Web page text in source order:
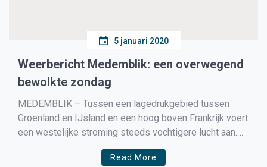
5 januari 2020
Weerbericht Medemblik: een overwegend
bewolkte zondag
MEDEMBLIK – Tussen een lagedrukgebied tussen
Groenland en IJsland en een hoog boven Frankrijk voert
een westelijke stroming steeds vochtigere lucht aan.
Een NNW-ZZO georiënteerd warmtefront boven het
noordoosten verlaat het land in de loop van komende
Read More